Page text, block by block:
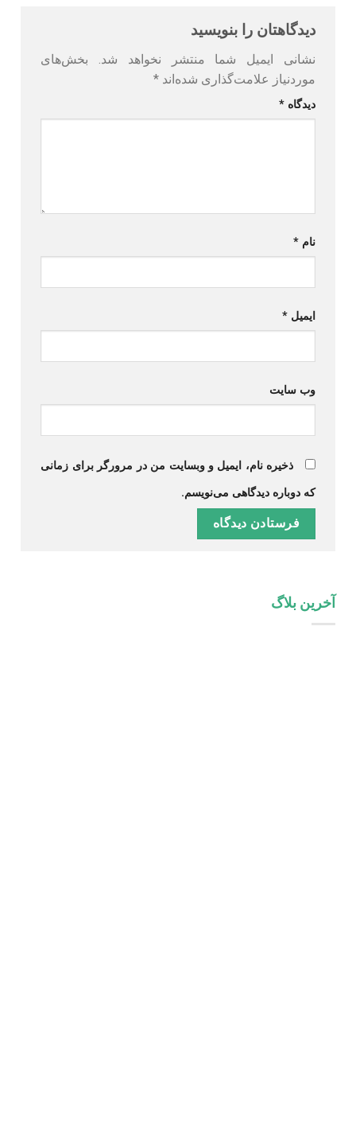
دیدگاهتان را بنویسید
نشانی ایمیل شما منتشر نخواهد شد.
بخش‌های
موردنیاز علامت‌گذاری شده‌اند*
دیدگاه*
نام*
ایمیل*
وب‌ سایت
ذخیره نام، ایمیل و وبسایت من در مرورگر برای زمانی
که دوباره دیدگاهی می‌نویسم.
آخرین بلاگ